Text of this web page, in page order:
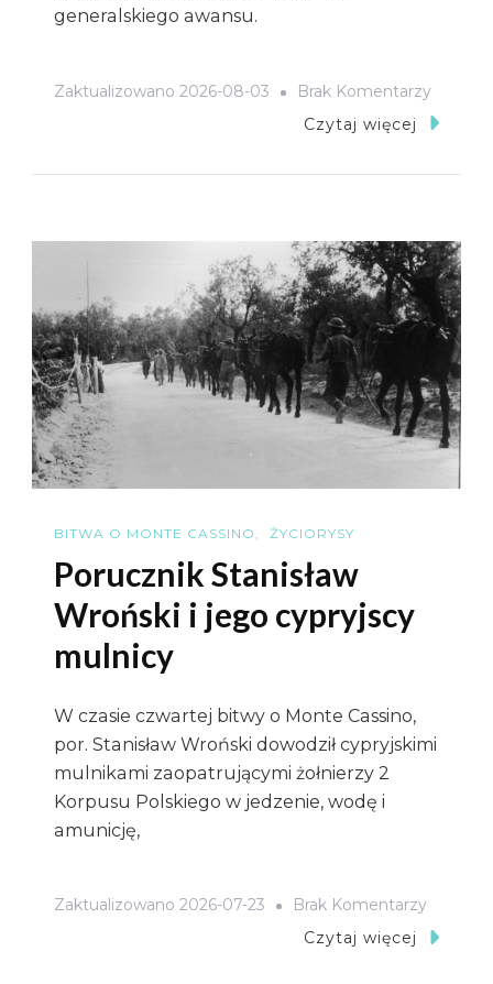
generalskiego awansu.
Zaktualizowano 2026-08-03 Brak KomentarzyDo
Płk
–
Szef
Służby
Zdrowia
2
Korpusu
Czytaj więcej
BITWA O MONTE CASSINO ŻYCIORYSY
Porucznik Stanisław
Wroński i jego cypryjscy
mulnicy
W czasie czwartej bitwy o Monte Cassino,
por. Stanisław Wroński dowodził cypryjskimi
mulnikami zaopatrującymi żołnierzy 2
Korpusu Polskiego w jedzenie, wodę i
amunicję,
Zaktualizowano 2026-07-23 Brak KomentarzyDo
Czytaj więcej